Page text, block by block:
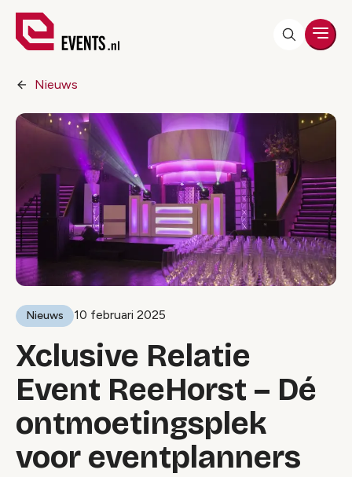
Nieuws
Nieuws 10 februari 2025
Xclusive Relatie
Event ReeHorst – Dé
ontmoetingsplek
voor eventplanners